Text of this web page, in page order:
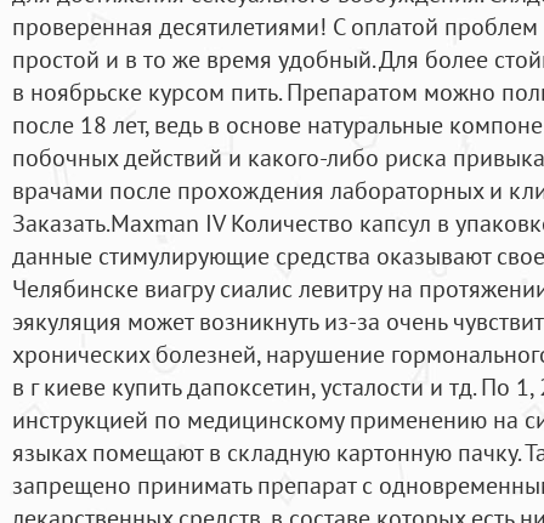
проверенная десятилетиями! С оплатой проблем
простой и в то же время удобный. Для более
в ноябрьске курсом пить. Препаратом можно
после 18 лет, ведь в основе натуральные
побочных действий и какого-либо риска
врачами после прохождения лабораторных и
Заказать.Maxman IV Количество капсул в
данные стимулирующие средства оказывают
Челябинске виагру сиалис левитру на
эякуляция может возникнуть из-за очень
хронических болезней, нарушение
в г киеве купить дапоксетин, усталости и тд. По
инструкцией по медицинскому применению на
языках помещают в складную картонную пачку.
запрещено принимать препарат с